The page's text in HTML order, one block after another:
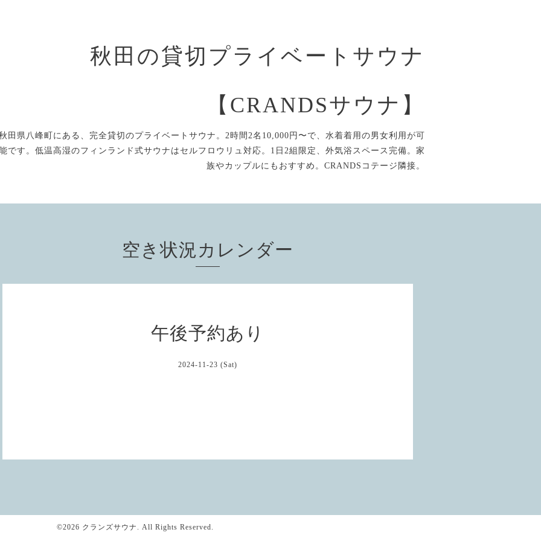
秋田の貸切プライベートサウナ
【CRANDSサウナ】
田県八峰町にある、完全貸切のプライベートサウナ。2時間2名10,000円〜で、水着着用の男女利用が可
です。低温高湿のフィンランド式サウナはセルフロウリュ対応。1日2組限定、外気浴スペース完備。家
族やカップルにもおすすめ。CRANDSコテージ隣接。
空き状況カレンダー
午後予約あり
2024-11-23 (Sat)
©2026 クランズサウナ . All Rights Reserved.